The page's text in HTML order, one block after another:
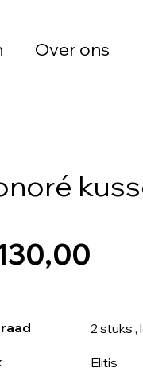
Over ons
2 stuks ,
Elitis